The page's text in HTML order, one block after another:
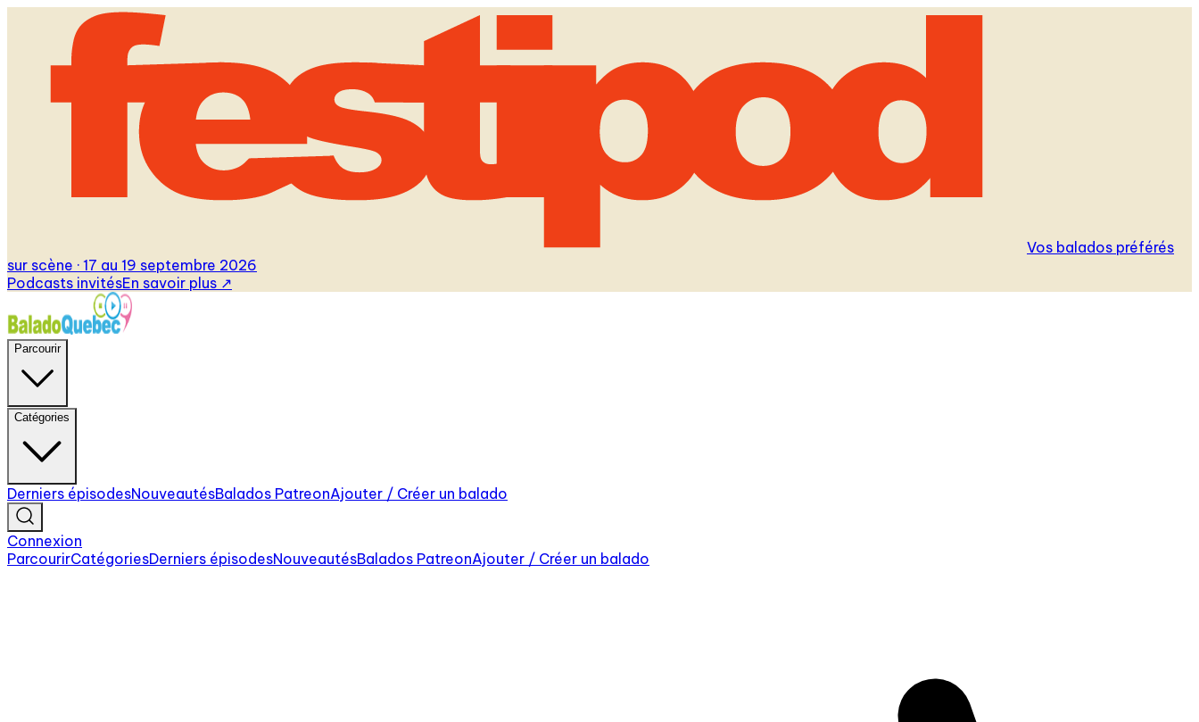
Vos balados préférés
sur scène · 17 au 19 septembre 2026
Podcasts invitésEn savoir plus ↗
Parcourir
Catégories
Derniers épisodesNouveautésBalados PatreonAjouter / Créer un balado
Connexion
ParcourirCatégoriesDerniers épisodesNouveautésBalados PatreonAjouter / Créer un balado